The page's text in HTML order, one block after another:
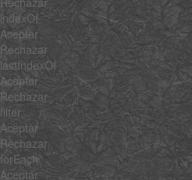
indexOf
Aceptar
Rechazar
lastIndexOf
Aceptar
Rechazar
filter
Aceptar
Rechazar
forEach
Aceptar